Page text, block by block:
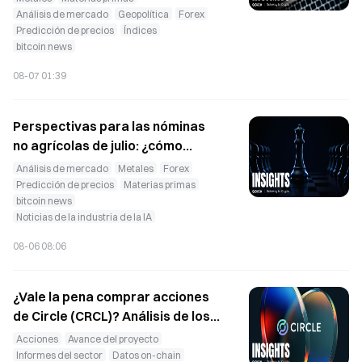
los precios del petróleo, el oro y
Bitcoin?
Análisis de mercado
Geopolítica
Forex
Predicción de precios
Índices
bitcoin news
08-07 01:39
Perspectivas para las nóminas
no agrícolas de julio: ¿cómo
afecta la reducción a la mitad del
empleo registrado por ADP al
dólar, los bonos del Tesoro de EE.
UU., el oro y Bitcoin?
Análisis de mercado Metales
Forex
Predicción de precios
Materias primas
bitcoin news
Noticias de la industria de la IA
08-06 08:06
¿Vale la pena comprar acciones
de Circle (CRCL)? Análisis de los
resultados del segundo
trimestre: ¿podrán el
Acciones
Avance del proyecto
Informes del sector
Datos on-chain